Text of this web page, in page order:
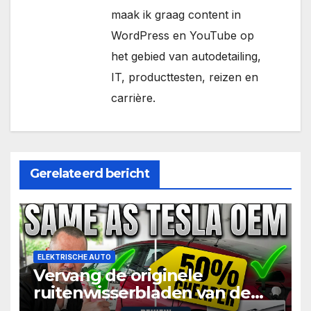
maak ik graag content in
WordPress en YouTube op
het gebied van autodetailing,
IT, producttesten, reizen en
carrière.
Gerelateerd bericht
ELEKTRISCHE AUTO
Vervang de originele
ruitenwisserbladen van de